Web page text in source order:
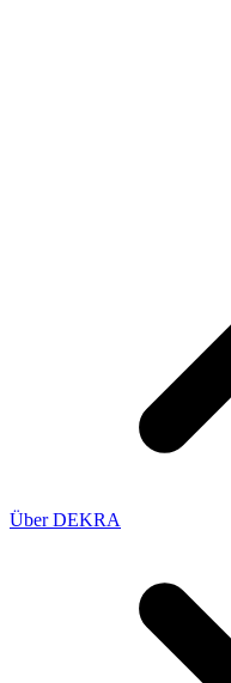
Über DEKRA